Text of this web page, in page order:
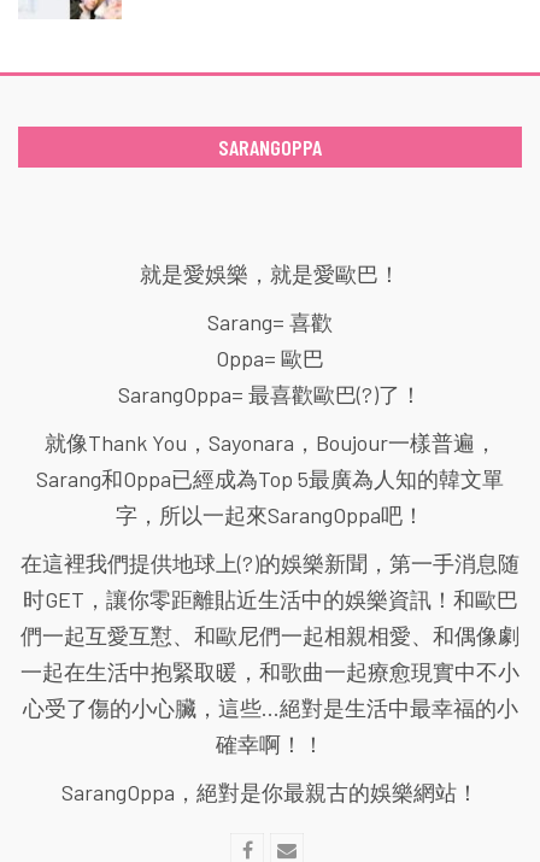
SARANGOPPA
就是愛娛樂，就是愛歐巴！
Sarang= 喜歡
Oppa= 歐巴
SarangOppa= 最喜歡歐巴(?)了！
就像Thank You，Sayonara，Boujour一樣普遍，
Sarang和Oppa已經成為Top 5最廣為人知的韓文單
字，所以一起來SarangOppa吧！
在這裡我們提供地球上(?)的娛樂新聞，第一手消息随
时GET，讓你零距離貼近生活中的娛樂資訊！和歐巴
們一起互愛互懟、和歐尼們一起相親相愛、和偶像劇
一起在生活中抱緊取暖，和歌曲一起療愈現實中不小
心受了傷的小心臟，這些...絕對是生活中最幸福的小
確幸啊！！
SarangOppa，絕對是你最親古的娛樂網站！